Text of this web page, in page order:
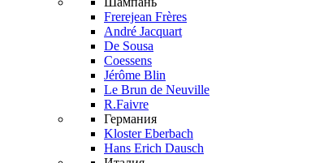
Frerejean Frères
André Jacquart
De Sousa
Coessens
Jérôme Blin
Le Brun de Neuville
R.Faivre
Германия
Kloster Eberbach
Hans Erich Dausch